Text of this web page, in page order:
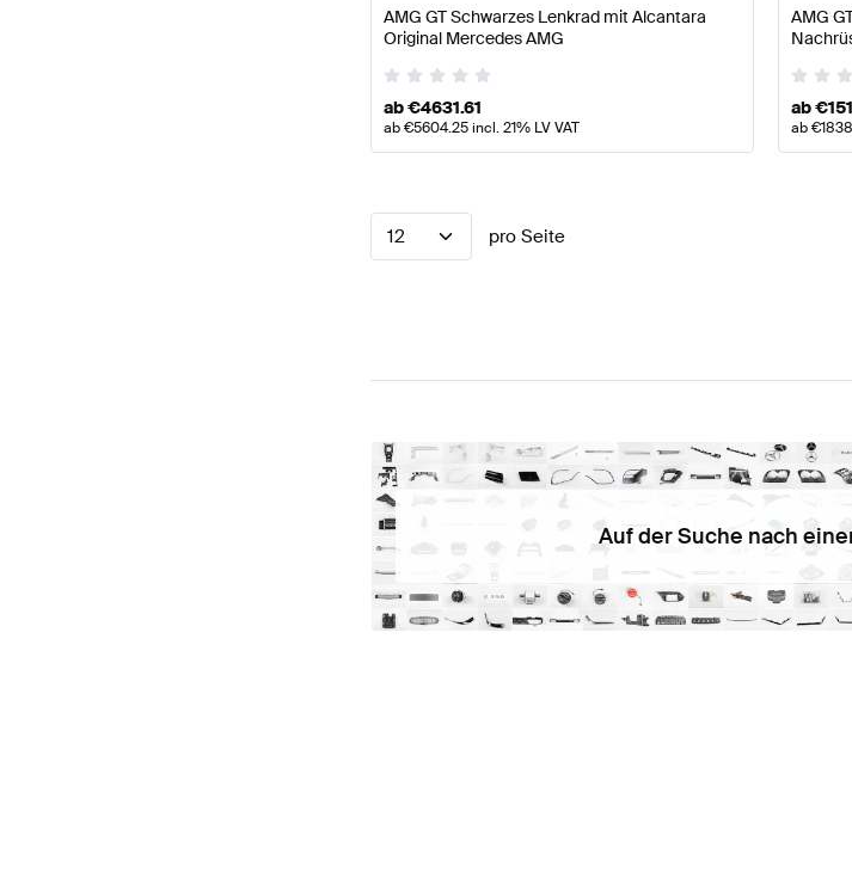
AMG GT Schwarzes Lenkrad mit Alcantara
Original Mercedes AMG
ab€4631.61
ab€5604.25incl. 21% LV VAT
AMG
ab€
ab€
12 pro Seite
Auf der Suche nach